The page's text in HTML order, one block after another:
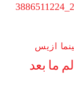
ازيس
ما بعد